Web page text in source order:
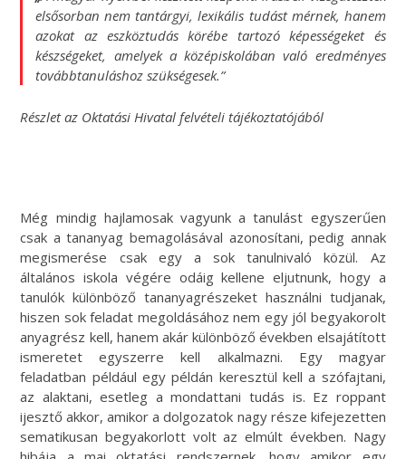
elsősorban nem tantárgyi, lexikális tudást mérnek, hanem
azokat az eszköztudás körébe tartozó képességeket és
készségeket, amelyek a középiskolában való eredményes
továbbtanuláshoz szükségesek.”
Részlet az Oktatási Hivatal felvételi tájékoztatójából
Még mindig hajlamosak vagyunk a tanulást egyszerűen
csak a tananyag bemagolásával azonosítani, pedig annak
megismerése csak egy a sok tanulnivaló közül. Az
általános iskola végére odáig kellene eljutnunk, hogy a
tanulók különböző tananyagrészeket használni tudjanak,
hiszen sok feladat megoldásához nem egy jól begyakorolt
anyagrész kell, hanem akár különböző években elsajátított
ismeretet egyszerre kell alkalmazni. Egy magyar
feladatban például egy példán keresztül kell a szófajtani,
az alaktani, esetleg a mondattani tudás is. Ez roppant
ijesztő akkor, amikor a dolgozatok nagy része kifejezetten
sematikusan begyakorlott volt az elmúlt években. Nagy